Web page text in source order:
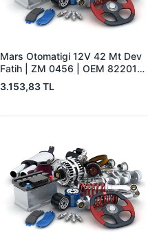
Mars Otomatigi 12V 42 Mt Dev
Fatih | ZM 0456 | OEM 82201-
5004 V1117553
2132X10456393
3.153,83 TL